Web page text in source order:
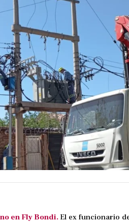
en Fly Bondi.El ex funcionario